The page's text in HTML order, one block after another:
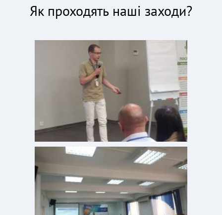
Як проходять наші заходи?